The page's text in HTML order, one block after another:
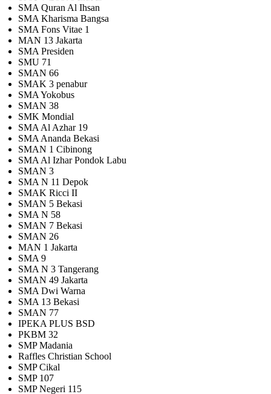
SMA Quran Al Ihsan
SMA Kharisma Bangsa
SMA Fons Vitae 1
MAN 13 Jakarta
SMA Presiden
SMU 71
SMAN 66
SMAK 3 penabur
SMA Yokobus
SMAN 38
SMK Mondial
SMA Al Azhar 19
SMA Ananda Bekasi
SMAN 1 Cibinong
SMA Al Izhar Pondok Labu
SMAN 3
SMA N 11 Depok
SMAK Ricci II
SMAN 5 Bekasi
SMA N 58
SMAN 7 Bekasi
SMAN 26
MAN 1 Jakarta
SMA 9
SMA N 3 Tangerang
SMAN 49 Jakarta
SMA Dwi Warna
SMA 13 Bekasi
SMAN 77
IPEKA PLUS BSD
PKBM 32
SMP Madania
Raffles Christian School
SMP Cikal
SMP 107
SMP Negeri 115